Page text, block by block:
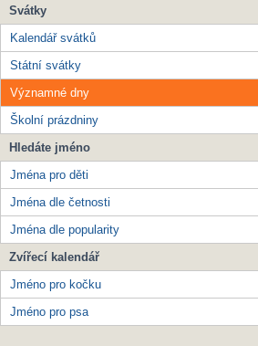
Svátky
Kalendář svátků
Státní svátky
Významné dny
Školní prázdniny
Hledáte jméno
Jména pro děti
Jména dle četnosti
Jména dle popularity
Zvířecí kalendář
Jméno pro kočku
Jméno pro psa